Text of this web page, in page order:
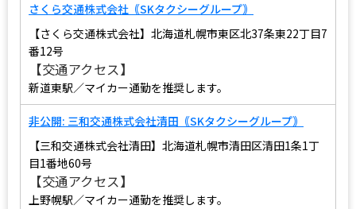
さくら交通株式会社｟SKタクシーグループ｠
【さくら交通株式会社】北海道札幌市東区北37条東22丁目7
番12号
【交通アクセス】
新道東駅／マイカー通勤を推奨します。
非公開: 三和交通株式会社清田｟SKタクシーグループ｠
【三和交通株式会社清田】北海道札幌市清田区清田1条1丁
目1番地60号
【交通アクセス】
上野幌駅／マイカー通勤を推奨します。